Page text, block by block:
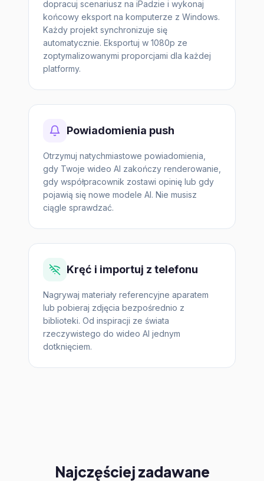
dopracuj scenariusz na iPadzie i wykonaj
końcowy eksport na komputerze z Windows.
Każdy projekt synchronizuje się
automatycznie. Eksportuj w 1080p ze
zoptymalizowanymi proporcjami dla każdej
platformy.
Powiadomienia push
Otrzymuj natychmiastowe powiadomienia,
gdy Twoje wideo AI zakończy renderowanie,
gdy współpracownik zostawi opinię lub gdy
pojawią się nowe modele AI. Nie musisz
ciągle sprawdzać.
Kręć i importuj z telefonu
Nagrywaj materiały referencyjne aparatem
lub pobieraj zdjęcia bezpośrednio z
biblioteki. Od inspiracji ze świata
rzeczywistego do wideo AI jednym
dotknięciem.
Najczęściej zadawane